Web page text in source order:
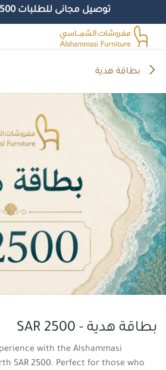
توصيل مجانى للطلبات 1500 فيما فوق
تخطي للذهاب إلى المحتوى
بطاقة هدية
بطاقة هدية - SAR 2500
with the Alshammasi
SAR 2500. Perfect for those who